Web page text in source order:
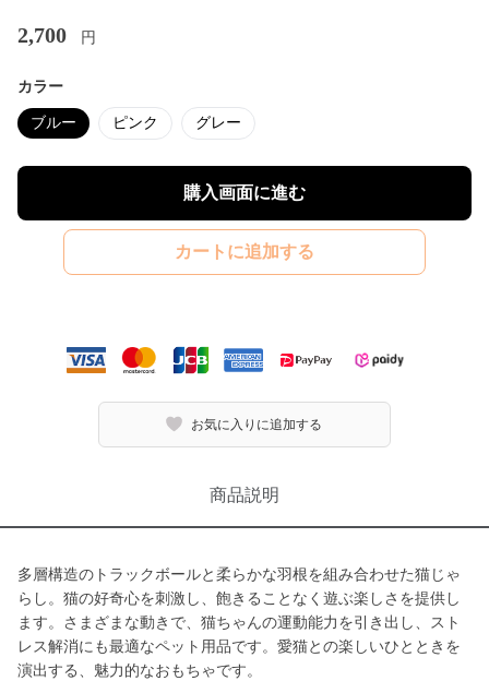
2,700 円
カラー
ブルー ピンク グレー
購入画面に進む
カートに追加する
お気に入りに追加する
商品説明
多層構造のトラックボールと柔らかな羽根を組み合わせた猫じゃ
らし。猫の好奇心を刺激し、飽きることなく遊ぶ楽しさを提供し
ます。さまざまな動きで、猫ちゃんの運動能力を引き出し、スト
レス解消にも最適なペット用品です。愛猫との楽しいひとときを
演出する、魅力的なおもちゃです。